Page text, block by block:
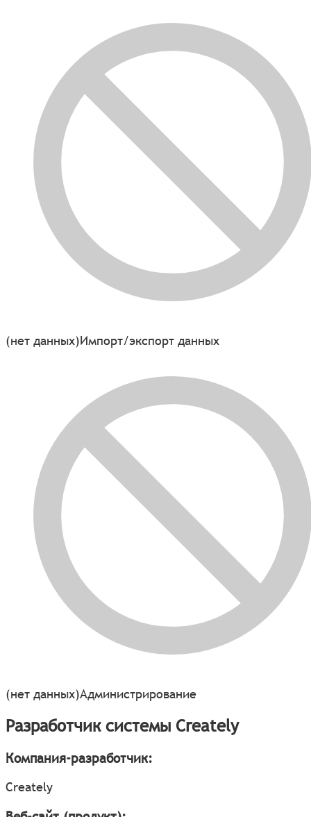
(нет данных)Импорт/экспорт данных
(нет данных)Администрирование
Разработчик системы Creately
Компания-разработчик:
Creately